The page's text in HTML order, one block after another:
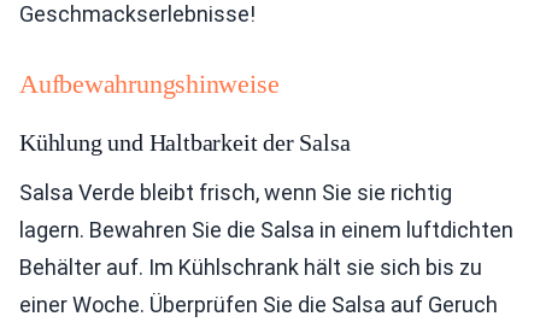
Geschmackserlebnisse!
Aufbewahrungshinweise
Kühlung und Haltbarkeit der Salsa
Salsa Verde bleibt frisch, wenn Sie sie richtig
lagern. Bewahren Sie die Salsa in einem luftdichten
Behälter auf. Im Kühlschrank hält sie sich bis zu
einer Woche. Überprüfen Sie die Salsa auf Geruch